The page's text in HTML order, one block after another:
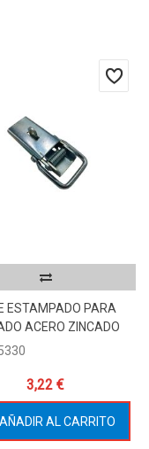
ESTAMPADO PARA
ACERO ZINCADO
3,22 €
AÑADIR AL CARRITO